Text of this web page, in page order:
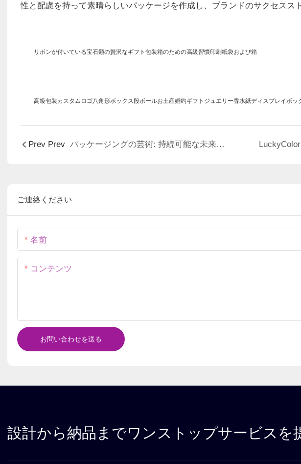
性と配慮を持って素晴らしいパッケージを作成し、ブランドのサクセスス
リボンが付いている宝石類の贅沢なギフト包装箱のための高級習慣印刷紙袋および箱
高級包装カスタムロゴ八角形ボックス段ボールお土産婚約ギフトジュエリー香水紙ディスプレイボッ
Prev Prev パッケージングの芸術: 持続可能な未来に向けた Botnia のビジョン
ご連絡ください
名前
コンテンツ
お問い合わせを送る
設計から納品までワンストップサービスを